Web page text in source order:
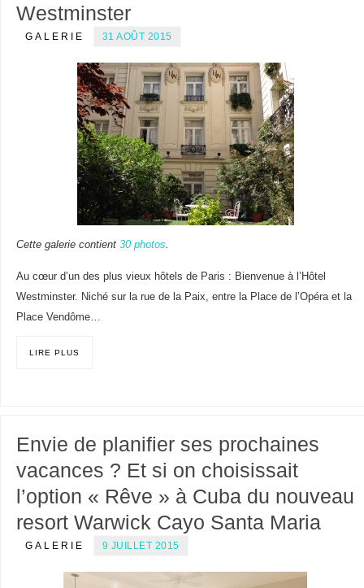
Westminster
GALERIE 31 AOÛT 2015
Cette galerie contient 30 photos.
Au cœur d’un des plus vieux hôtels de Paris : Bienvenue à l’Hôtel
Westminster. Niché sur la rue de la Paix, entre la Place de l’Opéra et la
Place Vendôme…
LIRE PLUS
Envie de planifier ses prochaines
vacances ? Et si on choisissait
l’option « Rêve » à Cuba du nouveau
resort Warwick Cayo Santa Maria
GALERIE 9 JUILLET 2015